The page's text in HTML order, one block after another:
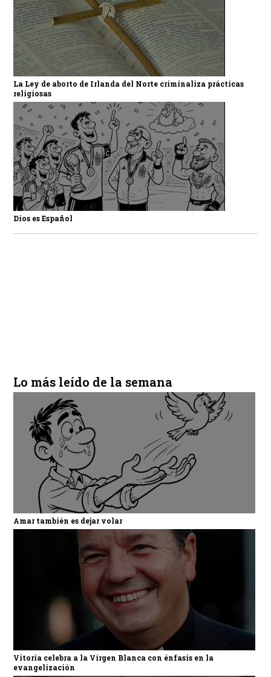
La Ley de aborto de Irlanda del Norte criminaliza prácticas
religiosas
Dios es Español
Lo más leído de la semana
Amar también es dejar volar
Vitoria celebra a la Virgen Blanca con énfasis en la
evangelización